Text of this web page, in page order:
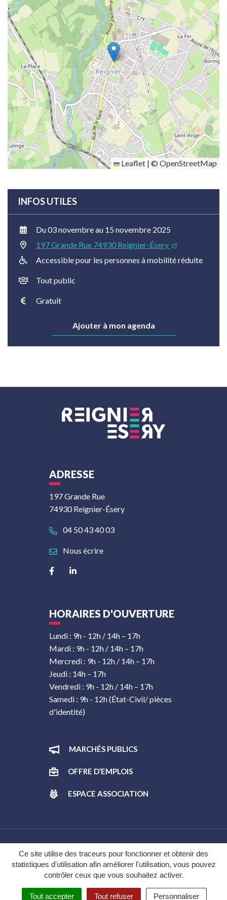
Ce site utilise des traceurs pour fonctionner et obtenir des
statistiques d'utilisation afin améliorer l'utilisation, vous pouvez
contrôler ceux que vous souhaitez activer.
Tout accepter Tout refuser Personnaliser
Leaflet | ©OpenStreetMap
INFOS UTILES
Du03novembreau 15 novembre 2025
197 Grande Rue 74930 Reignier-Ésery
Accessible pour les personnes à mobilité réduite
Tout public
Gratuit
Ajouter à mon agenda
ADRESSE
197 Grande Rue
74930 Reignier-Ésery
04 50 43 40 03
Nous écrire
Lien vers le compte Facebook
Lien vers le compte Linkedin
HORAIRES D'OUVERTURE
Lundi : 9h - 12h / 14h – 17h
Mardi : 9h - 12h / 14h – 17h
Mercredi : 9h - 12h / 14h – 17h
Jeudi : 14h – 17h
Vendredi : 9h - 12h / 14h – 17h
Samedi : 9h - 12h (État-Civil/ pièces
d'identité)
MARCHÉS PUBLICS
OFFRE D’EMPLOIS
ESPACE ASSOCIATION
Gestion des cookies
Plan du site
Mentions légales